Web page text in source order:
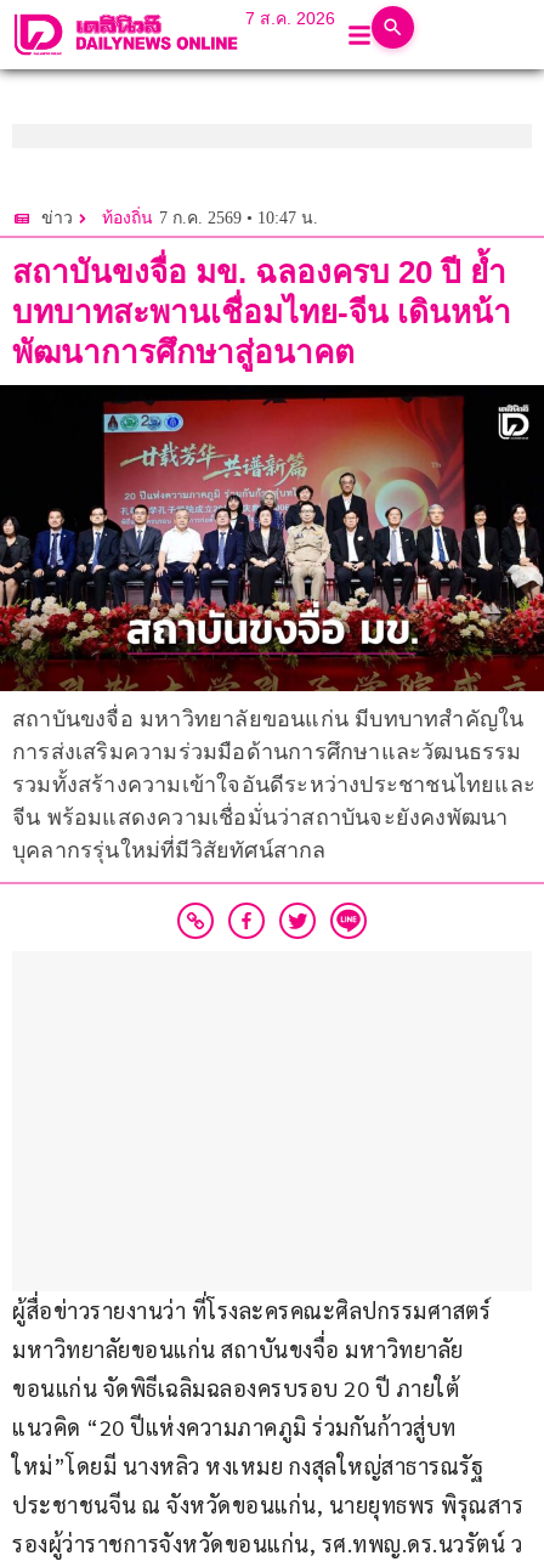
7 ส.ค. 2026
ข่าว ท้องถิ่น 7 ก.ค. 2569 • 10:47 น.
สถาบันขงจื่อ มข. ฉลองครบ 20 ปี ย้ำ
บทบาทสะพานเชื่อมไทย-จีน เดินหน้า
พัฒนาการศึกษาสู่อนาคต
สถาบันขงจื่อ มหาวิทยาลัยขอนแก่น มีบทบาทสำคัญใน
การส่งเสริมความร่วมมือด้านการศึกษาและวัฒนธรรม
รวมทั้งสร้างความเข้าใจอันดีระหว่างประชาชนไทยและ
จีน พร้อมแสดงความเชื่อมั่นว่าสถาบันจะยังคงพัฒนา
บุคลากรรุ่นใหม่ที่มีวิสัยทัศน์สากล
ผู้สื่อข่าวรายงานว่า ที่โรงละครคณะศิลปกรรมศาสตร์
มหาวิทยาลัยขอนแก่น สถาบันขงจื่อ มหาวิทยาลัย
ขอนแก่น จัดพิธีเฉลิมฉลองครบรอบ 20 ปี ภายใต้
แนวคิด “20 ปีแห่งความภาคภูมิ ร่วมกันก้าวสู่บท
ใหม่”โดยมี นางหลิว หงเหมย กงสุลใหญ่สาธารณรัฐ
ประชาชนจีน ณ จังหวัดขอนแก่น, นายยุทธพร พิรุณสาร
รองผู้ว่าราชการจังหวัดขอนแก่น, รศ.ทพญ.ดร.นวรัตน์ ว